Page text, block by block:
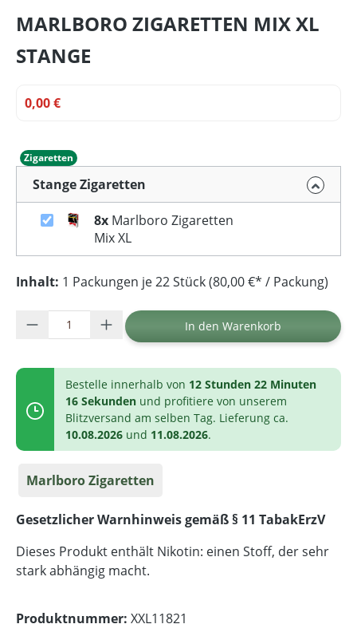
MARLBORO ZIGARETTEN MIX XL
STANGE
0,00 €
Zigaretten
Stange Zigaretten
8x Marlboro Zigaretten
Mix XL
Inhalt: 1 Packungen je 22 Stück (80,00 €* / Packung)
Produkt Anzahl: Gib den gewünschten
In den Warenkorb
Bestelle innerhalb von 12 Stunden 22 Minuten
16 Sekunden und profitiere von unserem
Blitzversand am selben Tag. Lieferung ca.
10.08.2026 und 11.08.2026.
Marlboro Zigaretten
Gesetzlicher Warnhinweis gemäß § 11 TabakErzV
Dieses Produkt enthält Nikotin: einen Stoff, der sehr
stark abhängig macht.
Produktnummer: XXL11821